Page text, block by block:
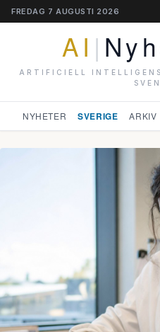
FREDAG 7 AUGUSTI 2026
AI |
ARTIFICIELL
NYHETER SVERIGE ARKIV